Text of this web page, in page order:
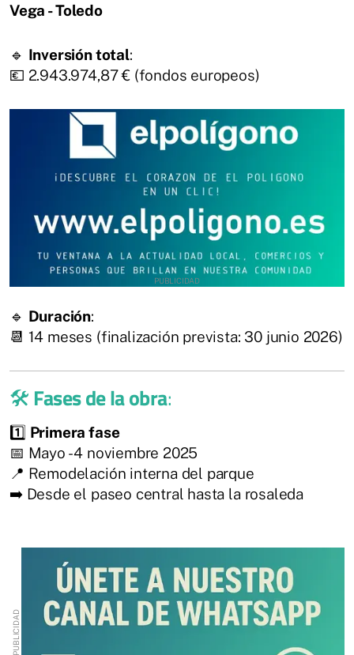
Vega - Toledo
🔹 Inversión total:
💶 2.943.974,87 € (fondos europeos)
🔹 Duración:
📆 14 meses (finalización prevista: 30 junio 2026)
🛠️ Fases de la obra:
1️⃣ Primera fase
📅 Mayo - 4 noviembre 2025
📍 Remodelación interna del parque
➡️ Desde el paseo central hasta la rosaleda